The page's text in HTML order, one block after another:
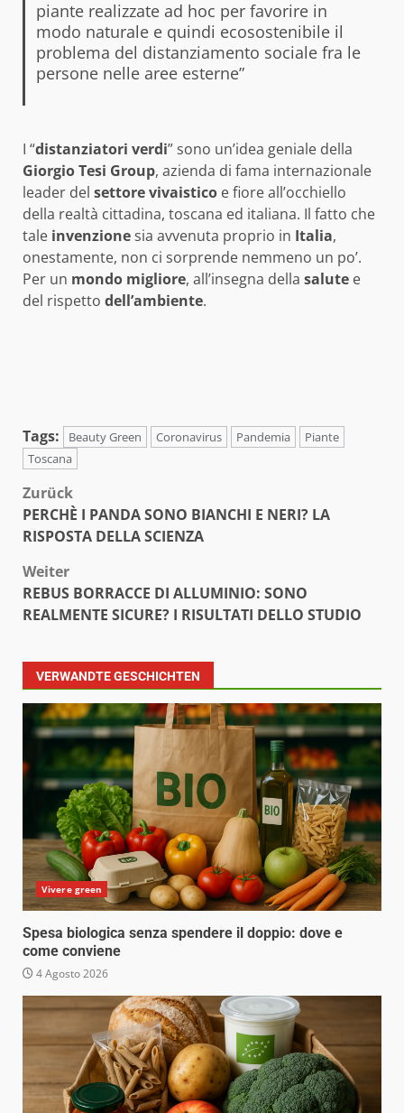
piante realizzate ad hoc per favorire in
modo naturale e quindi ecosostenibile il
problema del distanziamento sociale fra le
persone nelle aree esterne”
I “distanziatori verdi” sono un’idea geniale della
Giorgio Tesi Group, azienda di fama internazionale
leader del settorevivaistico e fiore all’occhiello
della realtà cittadina, toscana ed italiana. Il fatto che
tale invenzionesia avvenuta proprio in Italia,
onestamente, non ci sorprende nemmeno un po’.
Per un mondo migliore, all’insegna della salute e
del rispetto dell’ambiente.
Tags: Beauty Green Coronavirus Pandemia
Piante
Toscana
Beitragsnavigation
Zurück
PERCHÈ I PANDA SONO BIANCHI E NERI? LA
RISPOSTA DELLA SCIENZA
Weiter
REBUS BORRACCE DI ALLUMINIO: SONO
REALMENTE SICURE? I RISULTATI DELLO STUDIO
VERWANDTE GESCHICHTEN
Vivere green
Spesa biologica senza spendere il doppio: dove e
come conviene
4 Agosto 2026